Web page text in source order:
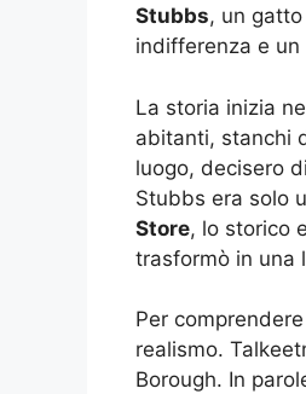
Stubbs, un
indifferenza e
La storia inizia
abitanti, stanchi
luogo, decisero
Stubbs era solo
Store, lo storico
trasformò in una
Per
realismo.
Borough. In